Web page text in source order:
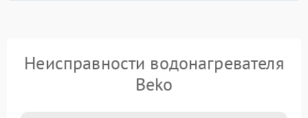
Неисправности водонагревателя
Beko